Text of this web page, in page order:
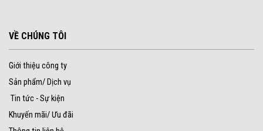
VỀ CHÚNG TÔI
Giới thiệu công ty
Sản phẩm/ Dịch vụ
Tin tức - Sự kiện
Khuyến mãi/ Ưu đãi